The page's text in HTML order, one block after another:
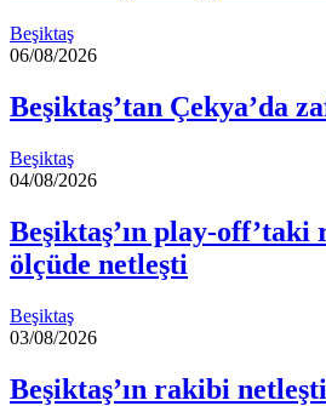
Beşiktaş
06/08/2026
Beşiktaş’tan Çekya’da
Beşiktaş
04/08/2026
Beşiktaş’ın play-
ölçüde netleşti
Beşiktaş
03/08/2026
Beşiktaş’ın rakibi netleşti